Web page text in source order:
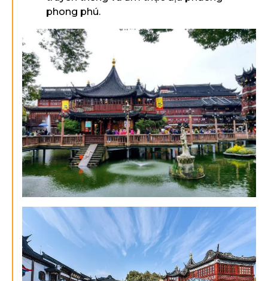
phong phú.